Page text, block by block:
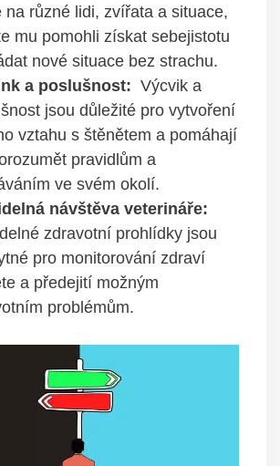
‍na‌ různé ⁤lidi, zvířata a‌ situace,​
mu pomohli získat​ sebejistotu‌
nové situace bez strachu.
a poslušnost: ⁤ Výcvik‍ a⁢
⁣jsou důležité pro vytvoření
vztahu s štěnětem‍ a pomáhají
pravidlům a
ve svém okolí.
návštěva⁣ veterináře:
zdravotní​ prohlídky jsou‌
pro⁤ monitorování zdraví
a předejití možným
​problémům.